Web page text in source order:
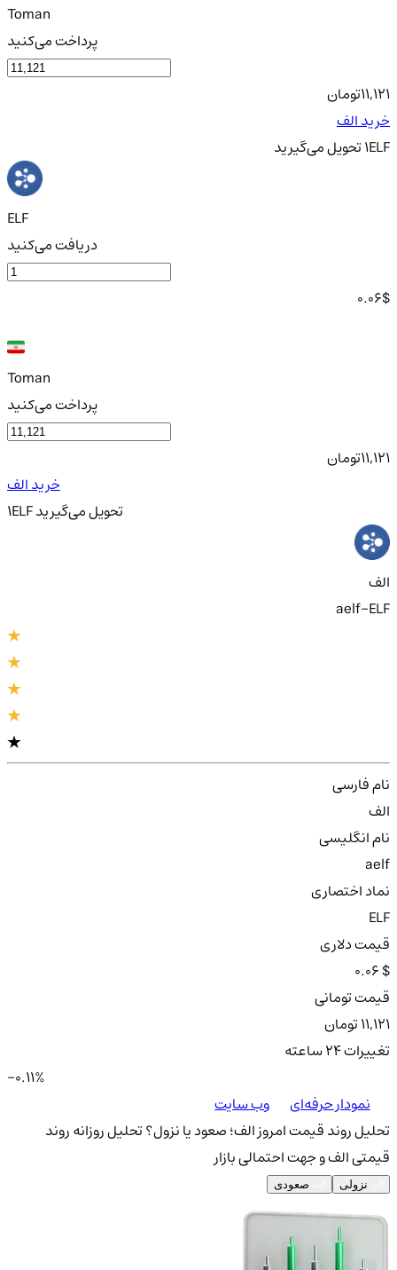
Toman
پرداخت می‌کنید
11,121تومان
خرید الف
1ELF تحویلمی‌گیرید
ELF
دریافت می‌کنید
0.06$
Toman
پرداخت می‌کنید
11,121تومان
خرید الف
1ELF تحویلمی‌گیرید
الف
aelf-ELF
نام فارسی
الف
نام انگلیسی
aelf
نماد اختصاری
ELF
قیمت دلاری
0.06 $
قیمت تومانی
11,121 تومان
تغییرات ۲۴ ساعته
-0.11%
نمودار حرفه‌ای
وب سایت
تحلیل روند قیمت امروز الف؛ صعود یا نزول؟تحلیل روزانه روند
قیمتی الف و جهت احتمالی بازار
نزولی صعودی